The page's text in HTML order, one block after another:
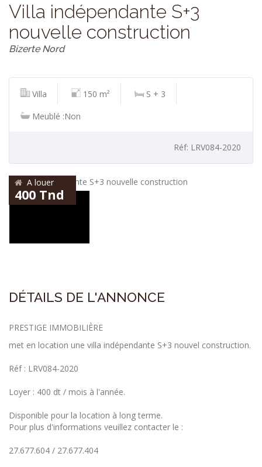
Villa indépendante S+3
nouvelle construction
Bizerte Nord
Villa 150 m²
S + 3
Meublé :Non
Réf: LRV084-2020
A louer
400 Tnd
DÉTAILS DE L'ANNONCE
PRESTIGE IMMOBILIÈRE
met en location une villa indépendante S+3 nouvel construction.
Réf : LRV084-2020
Loyer : 400 dt / mois à l'année.
Disponible pour la location à long terme.
Pour plus d'informations veuillez contacter le :
27.677.604 / 27.677.404